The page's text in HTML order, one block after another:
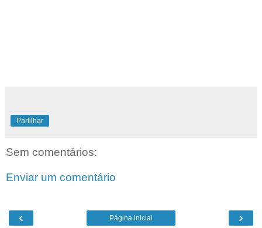
Partilhar
Sem comentários:
Enviar um comentário
‹ ›
Página inicial